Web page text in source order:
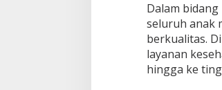
Dalam
seluruh anak
berkualitas.
layanan
hingga ke